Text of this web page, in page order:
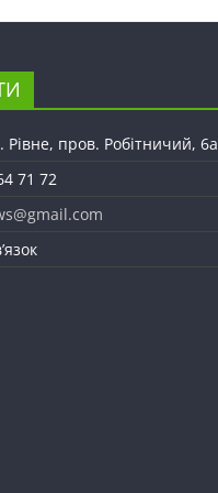
Рівне, пров. Робітничий, 6а
71 72